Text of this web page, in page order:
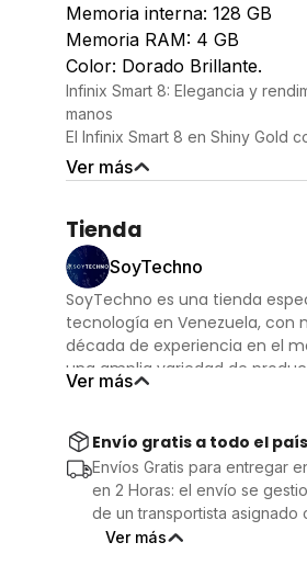
Memoria interna: 128 GB
Memoria RAM: 4 GB
Color: Dorado Brillante.
Infinix Smart 8: Elegancia y
manos
El Infinix Smart 8 en Shiny Gold
diseño elegante con
Equipado con 4 GB de RAM y
quienes buscan un rendimiento
espacio para todas sus
videos.
Pantalla impresionante
Disfruta de una visualización
pantalla IPS de 6.6 pulgadas,
vibrantes y una claridad
puedas sumergirte en tus
Con su doble cámara trasera,
nítidas y detalladas, mientras que
frontal garantiza selfies
compartir.
Seguridad avanzada
Ver más
Tienda
SoyTechno
SoyTechno es una tienda
tecnología en Venezuela, con
década de experiencia en el
una amplia variedad de
electrónicos, incluyendo
calidad y vanguardia
cuenta con 11 sucursales
(City Market, Catia, CCCT,
en Lecherías.
Ver más
Envío gratis a todo el país
Envíos Gratis para entregar
en 2 Horas: el envío se
de un transportista asignado
podrá contactar el usuario
Ver más